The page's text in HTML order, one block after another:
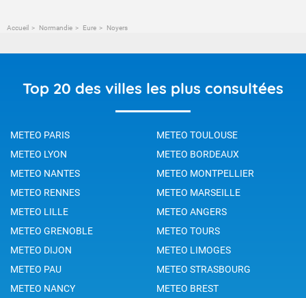
Accueil Normandie Eure Noyers
Top 20 des villes les plus consultées
METEO PARIS
METEO TOULOUSE
METEO LYON
METEO BORDEAUX
METEO NANTES
METEO MONTPELLIER
METEO RENNES
METEO MARSEILLE
METEO LILLE
METEO ANGERS
METEO GRENOBLE
METEO TOURS
METEO DIJON
METEO LIMOGES
METEO PAU
METEO STRASBOURG
METEO NANCY
METEO BREST